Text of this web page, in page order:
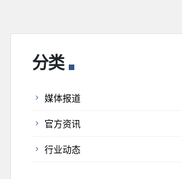
分类
媒体报道
官方资讯
行业动态